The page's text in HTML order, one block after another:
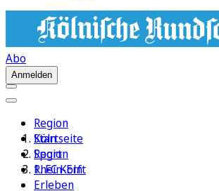
Abo
Anmelden
Region
Köln
Sport
1. FC Köln
Erleben
Startseite
Region
Rhein-Erft